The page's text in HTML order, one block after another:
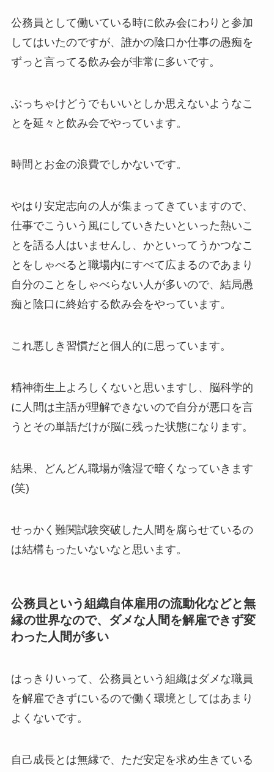
公務員として働いている時に飲み会にわりと参加
してはいたのですが、誰かの陰口か仕事の愚痴を
ずっと言ってる飲み会が非常に多いです。
ぶっちゃけどうでもいいとしか思えないようなこ
とを延々と飲み会でやっています。
時間とお金の浪費でしかないです。
やはり安定志向の人が集まってきていますので、
仕事でこういう風にしていきたいといった熱いこ
とを語る人はいませんし、かといってうかつなこ
とをしゃべると職場内にすべて広まるのであまり
自分のことをしゃべらない人が多いので、結局愚
痴と陰口に終始する飲み会をやっています。
これ悪しき習慣だと個人的に思っています。
精神衛生上よろしくないと思いますし、脳科学的
に人間は主語が理解できないので自分が悪口を言
うとその単語だけが脳に残った状態になります。
結果、どんどん職場が陰湿で暗くなっていきます
(笑)
せっかく難関試験突破した人間を腐らせているの
は結構もったいないなと思います。
公務員という組織自体雇用の流動化などと無
縁の世界なので、ダメな人間を解雇できず変
わった人間が多い
はっきりいって、公務員という組織はダメな職員
を解雇できずにいるので働く環境としてはあまり
よくないです。
自己成長とは無縁で、ただ安定を求め生きている